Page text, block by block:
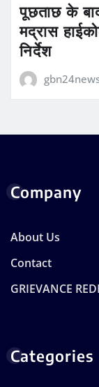
पूछताछ के
मद्रास
निर्देश
Company
About Us
Contact
GRIEVANCE
Categories